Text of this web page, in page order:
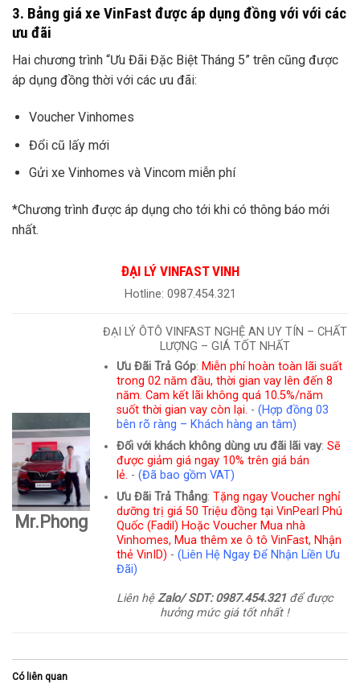
3. Bảng giá xe VinFast được áp dụng đồng với với các
ưu đãi
Hai chương trình “Ưu Đãi Đặc Biệt Tháng 5” trên cũng được
áp dụng đồng thời với các ưu đãi:
Voucher Vinhomes
Đổi cũ lấy mới
Gửi xe Vinhomes và Vincom miễn phí
*Chương trình được áp dụng cho tới khi có thông báo mới
nhất.
ĐẠI LÝ VINFAST VINH
Hotline: 0987.454.321
Mr.Phong
ĐẠI LÝ ÔTÔ VINFAST NGHỆ AN UY TÍN – CHẤT
LƯỢNG – GIÁ TỐT NHẤT
Ưu Đãi Trả Góp: Miễn phí hoàn toàn lãi suất
trong 02 năm đầu, thời gian vay lên đến 8
năm. Cam kết lãi không quá 10.5%/năm
suốt thời gian vay còn lại. - (Hợp đồng 03
bên rõ ràng – Khách hàng an tâm)
Đối với khách không dùng ưu đãi lãi vay: Sẽ
được giảm giá ngay 10% trên giá bán
lẻ. - (Đã bao gồm VAT)
Ưu Đãi Trả Thẳng: Tặng ngay Voucher nghỉ
dưỡng trị giá 50 Triệu đồng tại VinPearl Phú
Quốc (Fadil) Hoặc Voucher Mua nhà
Vinhomes, Mua thêm xe ô tô VinFast, Nhận
thẻ VinID) - (Liên Hệ Ngay Để Nhận Liền Ưu
Đãi)
Liên hệZalo/ SDT: 0987.454.321để được
hưởng mức giá tốt nhất !
Có liên quan